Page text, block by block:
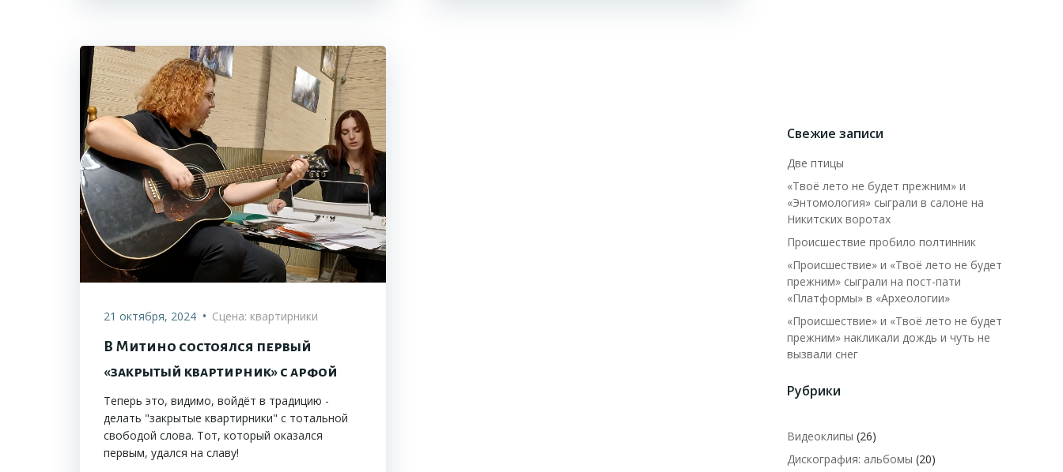
21 октября, 2024 • Сцена: квартирники
В Митино состоялся первый
«закрытый квартирник» с арфой
Теперь это, видимо, войдёт в традицию -
делать "закрытые квартирники" с тотальной
свободой слова. Тот, который оказался
первым, удался на славу!
Свежие записи
Две птицы
«Твоё лето не будет прежним» и
«Энтомология» сыграли в салоне на
Никитских воротах
Происшествие пробило полтинник
«Происшествие» и «Твоё лето не будет
прежним» сыграли на пост-пати
«Платформы» в «Археологии»
«Происшествие» и «Твоё лето не будет
прежним» накликали дождь и чуть не
вызвали снег
Рубрики
Видеоклипы (26)
Дискография: альбомы (20)